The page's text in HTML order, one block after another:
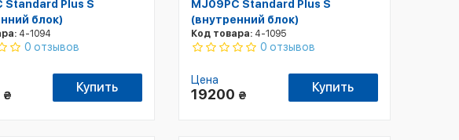
Standard Plus S
блок)
4-1094
0 отзывов
₴
Купить
MJ09PC Standard Plus S
(внутренний блок)
Код товара:4-1095
0 отзывов
Цена
19200 ₴
Купить